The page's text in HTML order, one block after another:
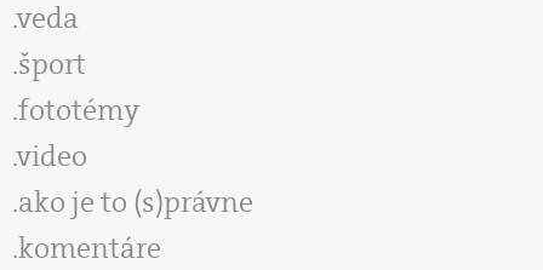
veda
šport
fototémy
video
ako je to (s)právne
komentáre